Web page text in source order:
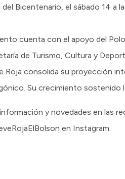
del Bicentenario, el sábado 14 a
cuenta con el apoyo del
de Turismo, Cultura y
Roja consolida su proyección
Su crecimiento sostenido
y novedades en las
en Instagram.